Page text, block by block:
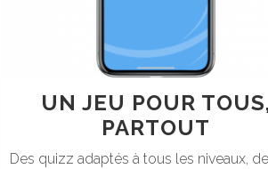
UN JEU POUR
PARTOUT
Des quizz adaptés à tous les niveaux, de